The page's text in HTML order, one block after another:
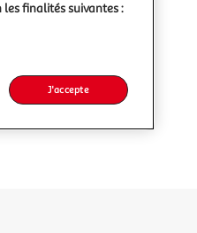
les finalités suivantes :
J'accepte